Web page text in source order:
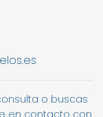
o buscas
en contacto con